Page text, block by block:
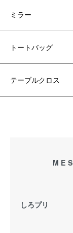
ミラー
トートバッグ
テーブルクロス
しろプリ